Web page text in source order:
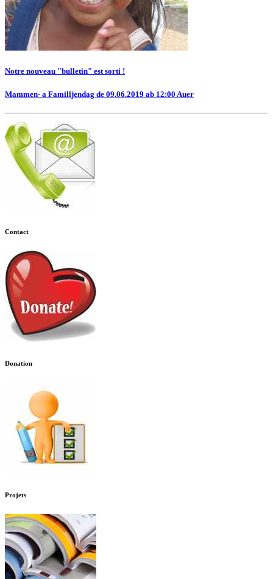
Notre nouveau "bulletin" est sorti !
Mammen- a Familljendag de 09.06.2019 ab 12:00 Auer
Contact
Donation
Projets